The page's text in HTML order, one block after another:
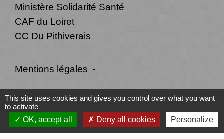
Ministère Solidarité Santé
CAF du Loiret
CC Du Pithiverais
Mentions légales -
Politique de confidentialité - Accessibilité -
Plan du site - Gestion des cookies
This site uses cookies and gives you control over what you want
to activate
OK, accept all
Deny all cookies Personalize